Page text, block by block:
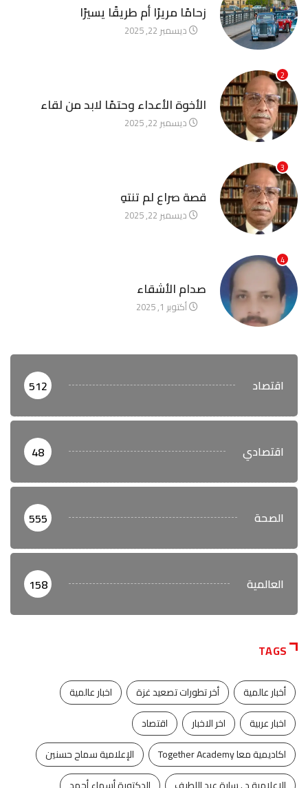
زحامًا مريرًا أم طريقًا يسيرًا
ديسمبر 22, 2025
2
الأخوة الأعداء وحتمًا لابد من لقاء
ديسمبر 22, 2025
3
قصة صراع لم تنتهِ
ديسمبر 22, 2025
4
صدام الأشقاء
أكتوبر 1, 2025
اقتصاد 512
اقتصادي 48
الصحة 555
العالمية 158
TAGS
أخبار عالمية أخر تطورات تصعيد غزة
اخبار عالمية
اخبار عربية
اخر الاخبار
اقتصاد
اكاديمية معا Together Academy
الإعلامية سماح حسنين